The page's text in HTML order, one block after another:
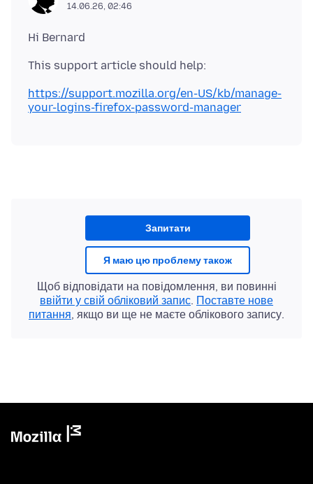
14.06.26, 02:46
https://support.mozilla.org/en-US/kb/manage-
your-logins-firefox-password-manager
Запитати
Я маю цю проблему також
Щоб відповідати на повідомлення, ви повинні
ввійти у свій обліковий запис. Поставте нове
питання, якщо ви ще не маєте облікового запису.